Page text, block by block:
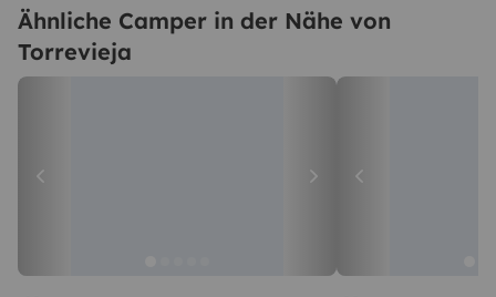
Ähnliche Camper in der Nähe von
Torrevieja